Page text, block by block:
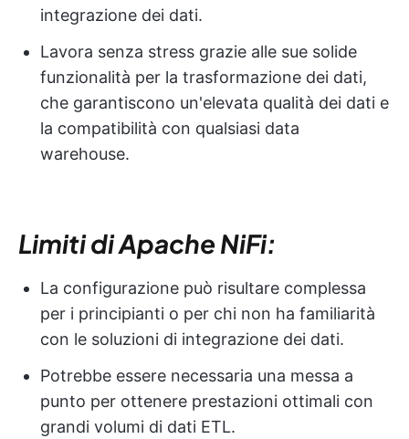
integrazione dei dati.
Lavora senza stress grazie alle sue solide
funzionalità per la trasformazione dei dati,
che garantiscono un'elevata qualità dei dati e
la compatibilità con qualsiasi data
warehouse.
Limiti di Apache NiFi:
La configurazione può risultare complessa
per i principianti o per chi non ha familiarità
con le soluzioni di integrazione dei dati.
Potrebbe essere necessaria una messa a
punto per ottenere prestazioni ottimali con
grandi volumi di dati ETL.